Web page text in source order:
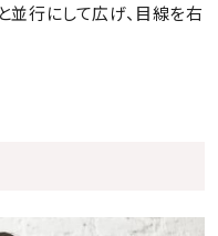
行にして広げ、目線を右